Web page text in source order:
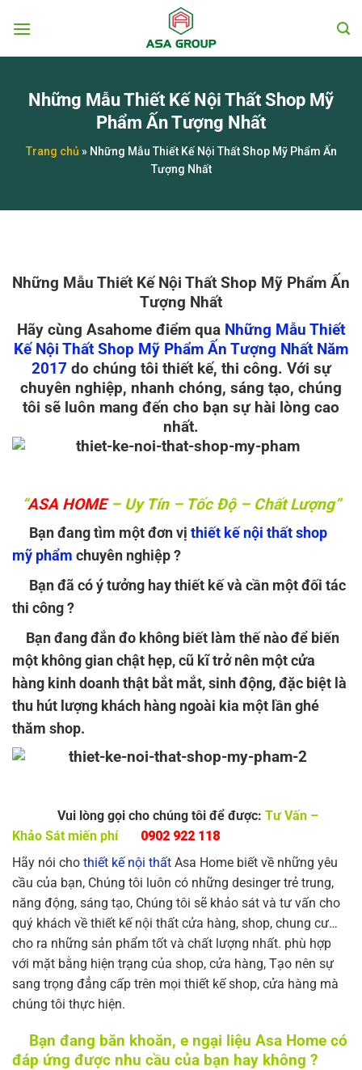
đến
Những Mẫu Thiết Kế Nội Thất Shop Mỹ
Phẩm Ấn Tượng Nhất
Trang chủ » Những Mẫu Thiết Kế Nội Thất Shop Mỹ Phẩm Ấn
Tượng Nhất
Những Mẫu Thiết Kế Nội Thất Shop Mỹ Phẩm Ấn
Tượng Nhất
Hãy cùng Asahome điểm qua Những Mẫu Thiết
Kế Nội Thất Shop Mỹ Phẩm Ấn Tượng Nhất Năm
2017do chúng tôi thiết kế, thi công. Với sự
chuyên nghiệp, nhanh chóng, sáng tạo, chúng
tôi sẽ luôn mang đến cho bạn sự hài lòng cao
nhất.
“ASA HOME– Uy Tín – Tốc Độ – Chất Lượng”
Bạn đang tìm một đơn vị thiết kế nội thất shop
mỹ phẩm chuyên nghiệp ?
Bạn đã có ý tưởng hay thiết kế và cần một đối tác
thi công ?
Bạn đang đắn đo không biết làm thế nào để biến
một không gian chật hẹp, cũ kĩ trở nên một cửa
hàng kinh doanh thật bắt mắt, sinh động, đặc biệt là
thu hút lượng khách hàng ngoài kia một lần ghé
thăm shop.
Vui lòng gọi cho chúng tôi để được: Tư Vấn –
Khảo Sát miến phí
0902 922 118
Hãy nói cho thiết kế nội thất Asa Home biết về những yêu
cầu của bạn, Chúng tôi luôn có những desinger trẻ trung,
năng động, sáng tạo, Chúng tôi sẽ khảo sát và tư vấn cho
quý khách về thiết kế nội thất cửa hàng, shop, chung cư…
cho ra những sản phẩm tốt và chất lượng nhất. phù hợp
với mặt bằng hiện trạng của shop, cửa hàng, Tạo nên sự
sang trọng đẳng cấp trên mọi thiết kế shop, cửa hàng mà
chúng tôi thực hiện.
Bạn đang băn khoăn, e ngại liệu Asa Home có
đáp ứng được nhu cầu của bạn hay không ?